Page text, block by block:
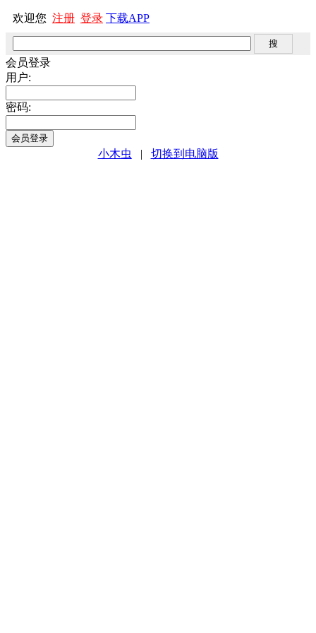
欢迎您 注册 登录 下载APP
会员登录
用户:
密码:
小木虫 | 切换到电脑版